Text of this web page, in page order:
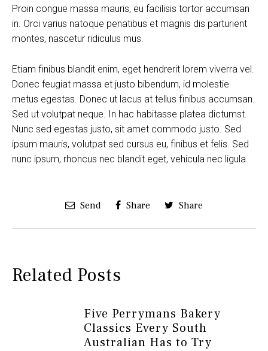
Proin congue massa mauris, eu facilisis tortor accumsan
in. Orci varius natoque penatibus et magnis dis parturient
montes, nascetur ridiculus mus.
Etiam finibus blandit enim, eget hendrerit lorem viverra vel.
Donec feugiat massa et justo bibendum, id molestie
metus egestas. Donec ut lacus at tellus finibus accumsan.
Sed ut volutpat neque. In hac habitasse platea dictumst.
Nunc sed egestas justo, sit amet commodo justo. Sed
ipsum mauris, volutpat sed cursus eu, finibus et felis. Sed
nunc ipsum, rhoncus nec blandit eget, vehicula nec ligula.
Send Share Share
Related Posts
Five Perrymans Bakery
Classics Every South
Australian Has to Try